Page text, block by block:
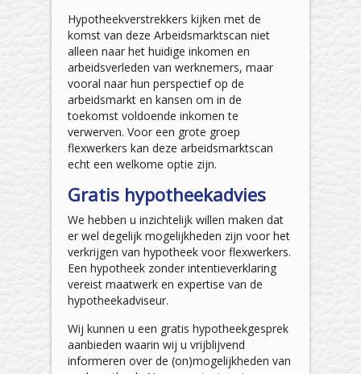
Hypotheekverstrekkers kijken met de
komst van deze Arbeidsmarktscan niet
alleen naar het huidige inkomen en
arbeidsverleden van werknemers, maar
vooral naar hun perspectief op de
arbeidsmarkt en kansen om in de
toekomst voldoende inkomen te
verwerven. Voor een grote groep
flexwerkers kan deze arbeidsmarktscan
echt een welkome optie zijn.
Gratis hypotheekadvies
We hebben u inzichtelijk willen maken dat
er wel degelijk mogelijkheden zijn voor het
verkrijgen van hypotheek voor flexwerkers.
Een hypotheek zonder intentieverklaring
vereist maatwerk en expertise van de
hypotheekadviseur.
Wij kunnen u een gratis hypotheekgesprek
aanbieden waarin wij u vrijblijvend
informeren over de (on)mogelijkheden van